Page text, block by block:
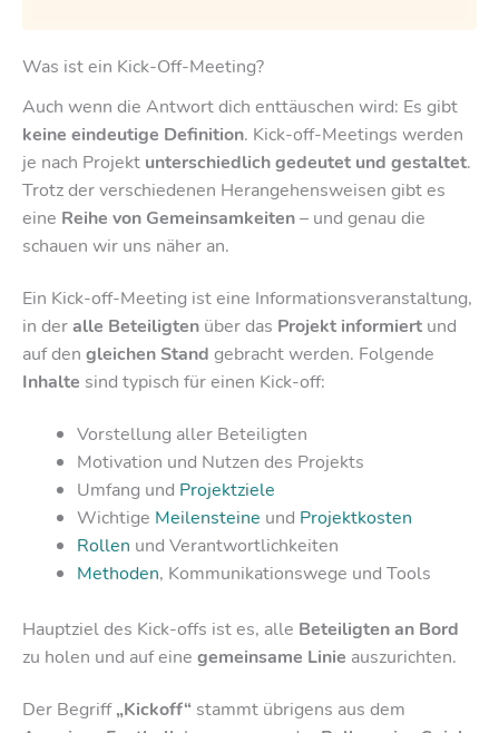
Was ist ein Kick-Off-Meeting?
Auch wenn die Antwort dich enttäuschen wird: Es gibt
keine eindeutige Definition. Kick-off-Meetings werden
je nach Projekt unterschiedlich gedeutet und gestaltet.
Trotz der verschiedenen Herangehensweisen gibt es
eine Reihe von Gemeinsamkeiten– und genau die
schauen wir uns näher an.
Ein Kick-off-Meeting ist eine Informationsveranstaltung,
in deralle Beteiligten über das Projekt informiert und
auf den gleichen Stand gebracht werden. Folgende
Inhalte sind typisch für einen Kick-off:
Vorstellung aller Beteiligten
Motivation und Nutzen des Projekts
Umfang und Projektziele
Wichtige Meilensteine und Projektkosten
Rollen und Verantwortlichkeiten
Methoden, Kommunikationswege und Tools
Hauptziel des Kick-offs ist es, alle Beteiligten an Bord
zu holen und auf eine gemeinsame Linie auszurichten.
Der Begriff„Kickoff“ stammt übrigens aus dem